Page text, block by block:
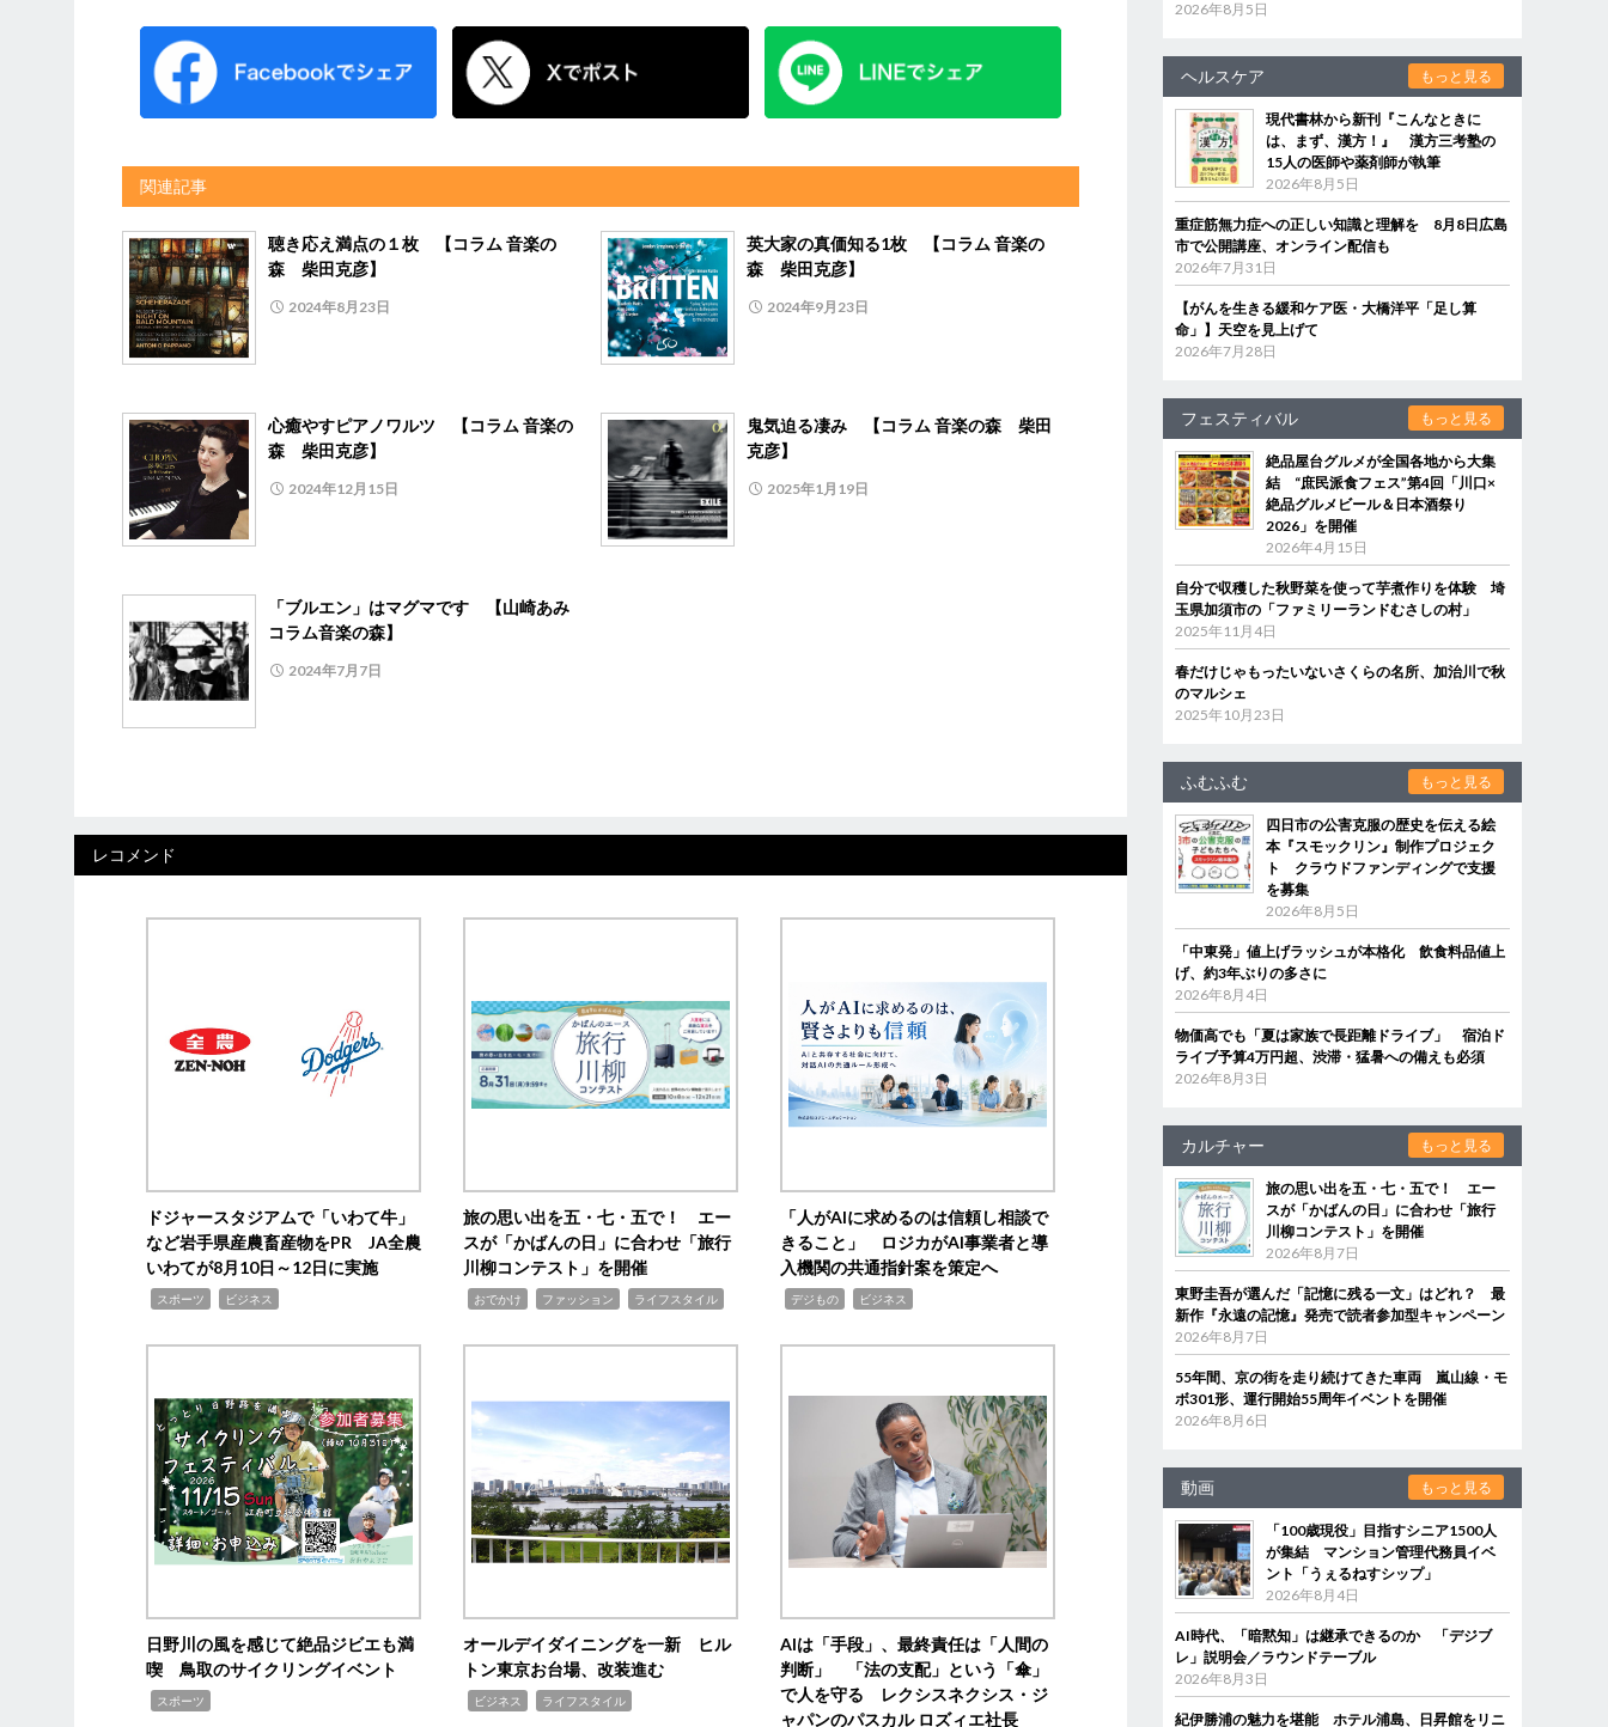
関連記事
聴き応え満点の１枚 【コラム 音楽の
森 柴田克彦】
2024年8月23日
英大家の真価知る1枚 【コラム 音楽の
森 柴田克彦】
2024年9月23日
心癒やすピアノワルツ 【コラム 音楽の
森 柴田克彦】
2024年12月15日
鬼気迫る凄み 【コラム 音楽の森 柴田
克彦】
2025年1月19日
「ブルエン」はマグマです 【山崎あみ
コラム音楽の森】
2024年7月7日
レコメンド
ドジャースタジアムで「いわて牛」
など岩手県産農畜産物をPR JA全農
いわてが8月10日～12日に実施
スポーツ ビジネス
旅の思い出を五・七・五で！ エー
スが「かばんの日」に合わせ「旅行
川柳コンテスト」を開催
おでかけ ファッション ライフスタイル
「人がAIに求めるのは信頼し相談で
きること」 ロジカがAI事業者と導
入機関の共通指針案を策定へ
デジもの ビジネス
日野川の風を感じて絶品ジビエも満
喫 鳥取のサイクリングイベント
スポーツ
オールデイダイニングを一新 ヒル
トン東京お台場、改装進む
ビジネス ライフスタイル
AIは「手段」、最終責任は「人間の
判断」 「法の支配」という「傘」
で人を守る レクシスネクシス・ジ
ャパンのパスカル ロズィエ社長
2026年8月5日
ヘルスケア もっと見る
現代書林から新刊『こんなときに
は、まず、漢方！』 漢方三考塾の
15人の医師や薬剤師が執筆
2026年8月5日
重症筋無力症への正しい知識と理解を 8月8日広島
市で公開講座、オンライン配信も
2026年7月31日
【がんを生きる緩和ケア医・大橋洋平「足し算
命」】天空を見上げて
2026年7月28日
フェスティバル もっと見る
絶品屋台グルメが全国各地から大集
結 “庶民派食フェス”第4回「川口×
絶品グルメビール＆日本酒祭り
2026」を開催
2026年4月15日
自分で収穫した秋野菜を使って芋煮作りを体験 埼
玉県加須市の「ファミリーランドむさしの村」
2025年11月4日
春だけじゃもったいないさくらの名所、加治川で秋
のマルシェ
2025年10月23日
ふむふむ もっと見る
四日市の公害克服の歴史を伝える絵
本『スモックリン』制作プロジェク
ト クラウドファンディングで支援
を募集
2026年8月5日
「中東発」値上げラッシュが本格化 飲食料品値上
げ、約3年ぶりの多さに
2026年8月4日
物価高でも「夏は家族で長距離ドライブ」 宿泊ド
ライブ予算4万円超、渋滞・猛暑への備えも必須
2026年8月3日
カルチャー もっと見る
旅の思い出を五・七・五で！ エー
スが「かばんの日」に合わせ「旅行
川柳コンテスト」を開催
2026年8月7日
東野圭吾が選んだ「記憶に残る一文」はどれ？ 最
新作『永遠の記憶』発売で読者参加型キャンペーン
2026年8月7日
55年間、京の街を走り続けてきた車両 嵐山線・モ
ボ301形、運行開始55周年イベントを開催
2026年8月6日
動画 もっと見る
「100歳現役」目指すシニア1500人
が集結 マンション管理代務員イベ
ント「うぇるねすシップ」
2026年8月4日
AI時代、「暗黙知」は継承できるのか 「デジブ
レ」説明会／ラウンドテーブル
2026年8月3日
紀伊勝浦の魅力を堪能 ホテル浦島、日昇館をリニ